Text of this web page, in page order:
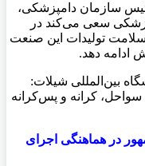
سازمان دامپزشکی،
سعی می‌کند در
تولیدات این صنعت
ادامه دهد.
در هماهنگی اجرای